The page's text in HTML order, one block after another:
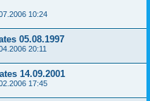
10:24
05.08.1997
20:11
14.09.2001
17:45